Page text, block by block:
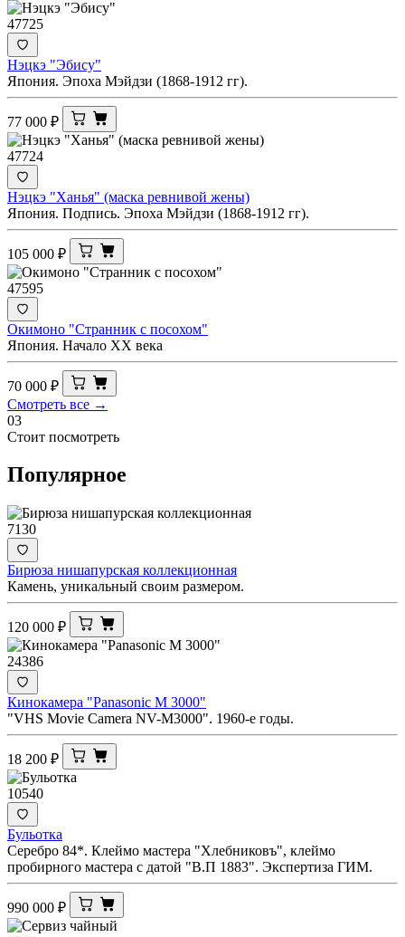
47725
Нэцкэ "Эбису"
Япония. Эпоха Мэйдзи (1868-1912 гг).
77 000 ₽
47724
Нэцкэ "Ханья" (маска ревнивой жены)
Япония. Подпись. Эпоха Мэйдзи (1868-1912 гг).
105 000 ₽
47595
Окимоно "Странник с посохом"
Япония. Начало XX века
70 000 ₽
Смотреть все →
03
Стоит посмотреть
Популярное
7130
Бирюза нишапурская коллекционная
Камень, уникальный своим размером.
120 000 ₽
24386
Кинокамера "Panasonic M 3000"
"VHS Movie Camera NV-M3000". 1960-е годы.
18 200 ₽
10540
Бульотка
Серебро 84*. Клеймо мастера "Хлебниковъ", клеймо
пробирного мастера с датой "В.П 1883". Экспертиза ГИМ.
990 000 ₽